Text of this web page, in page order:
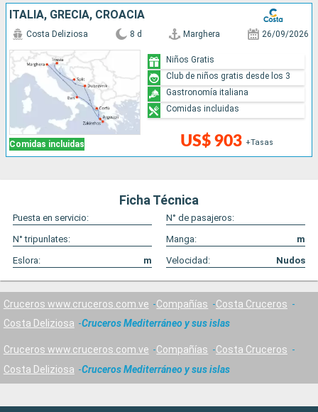
ITALIA, GRECIA, CROACIA
Comidas incluidas
Costa Deliziosa 8 d Marghera 26/09/2026
US$ 903 +Tasas
Niños Gratis
Club de niños gratis desde los 3
Gastronomía italiana
Comidas incluidas
Ficha Técnica
Puesta en servicio:
N° de pasajeros:
N° tripunlates:
Manga:
m
Eslora:
m Velocidad: Nudos
Cruceros www.cruceros.com.ve Compañías
Costa Cruceros
Costa Deliziosa
Cruceros Mediterráneo y sus islas
Cruceros www.cruceros.com.ve Compañías
Costa Cruceros
Costa Deliziosa
Cruceros Mediterráneo y sus islas